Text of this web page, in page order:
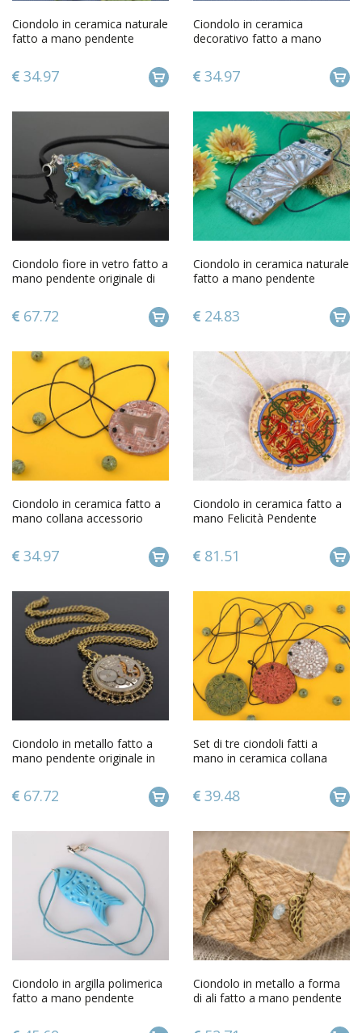
Ciondolo in ceramica naturale
fatto a mano pendente
34.97
Ciondolo in ceramica
decorativo fatto a mano
34.97
Ciondolo fiore in vetro fatto a
mano pendente originale di
67.72
Ciondolo in ceramica naturale
fatto a mano pendente
24.83
Ciondolo in ceramica fatto a
mano collana accessorio
34.97
Ciondolo in ceramica fatto a
mano Felicità Pendente
81.51
Ciondolo in metallo fatto a
mano pendente originale in
67.72
Set di tre ciondoli fatti a
mano in ceramica collana
39.48
Ciondolo in argilla polimerica
fatto a mano pendente
Ciondolo in metallo a forma
di ali fatto a mano pendente